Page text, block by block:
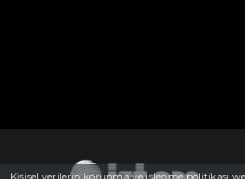
Kişisel verilerin korunma ve işlenme politikası